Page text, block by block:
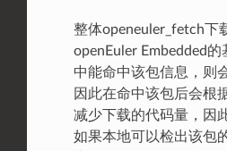
整体openeuler_fetch下
openEuler Embedded
中能命中该包信息，则
因此在命中该包后会根
减少下载的代码量，因
如果本地可以检出该包